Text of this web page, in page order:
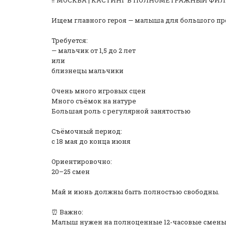
Ищем главного героя — малыша для большого
Требуется:
— мальчик от 1,5 до 2 лет
или
близнецы мальчики
Очень много игровых сцен
Много съёмок на натуре
Большая роль с регулярной занятостью
Съёмочный период:
с 18 мая до конца июня
️Ориентировочно:
20–25 смен
Май и июнь должны быть полностью свободны.
⏰ Важно:
Малыш нужен на полноценные 12-часовые